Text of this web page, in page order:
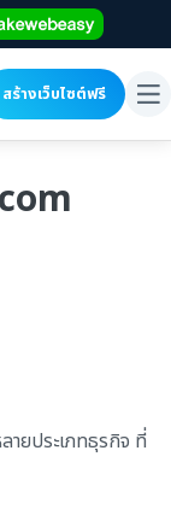
สร้างเว็บไซต์ฟรี
ายประเภทธุรกิจ ที่